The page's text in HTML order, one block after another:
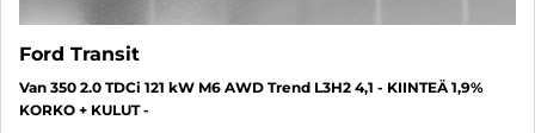
Ford Transit
Van 350 2.0 TDCi 121 kW M6 AWD Trend L3H2 4,1 - KIINTEÄ 1,9%
KORKO + KULUT -